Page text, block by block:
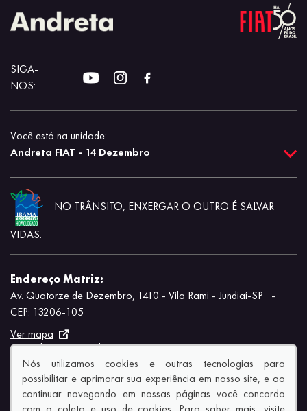
SIGA-
NOS:
Você está na unidade:
Andreta FIAT - 14 Dezembro
NO TRÂNSITO, ENXERGAR O OUTRO É SALVAR
VIDAS.
Endereço Matriz:
Av. Quatorze de Dezembro, 1410 - Vila Rami - Jundiaí-SP
-
CEP: 13206-105
Ver mapa
Aviso de Texto Legal
Nós utilizamos cookies e outras tecnologias para
possibilitar e aprimorar sua experiência em nosso site, e ao
continuar navegando em nossas páginas você concorda